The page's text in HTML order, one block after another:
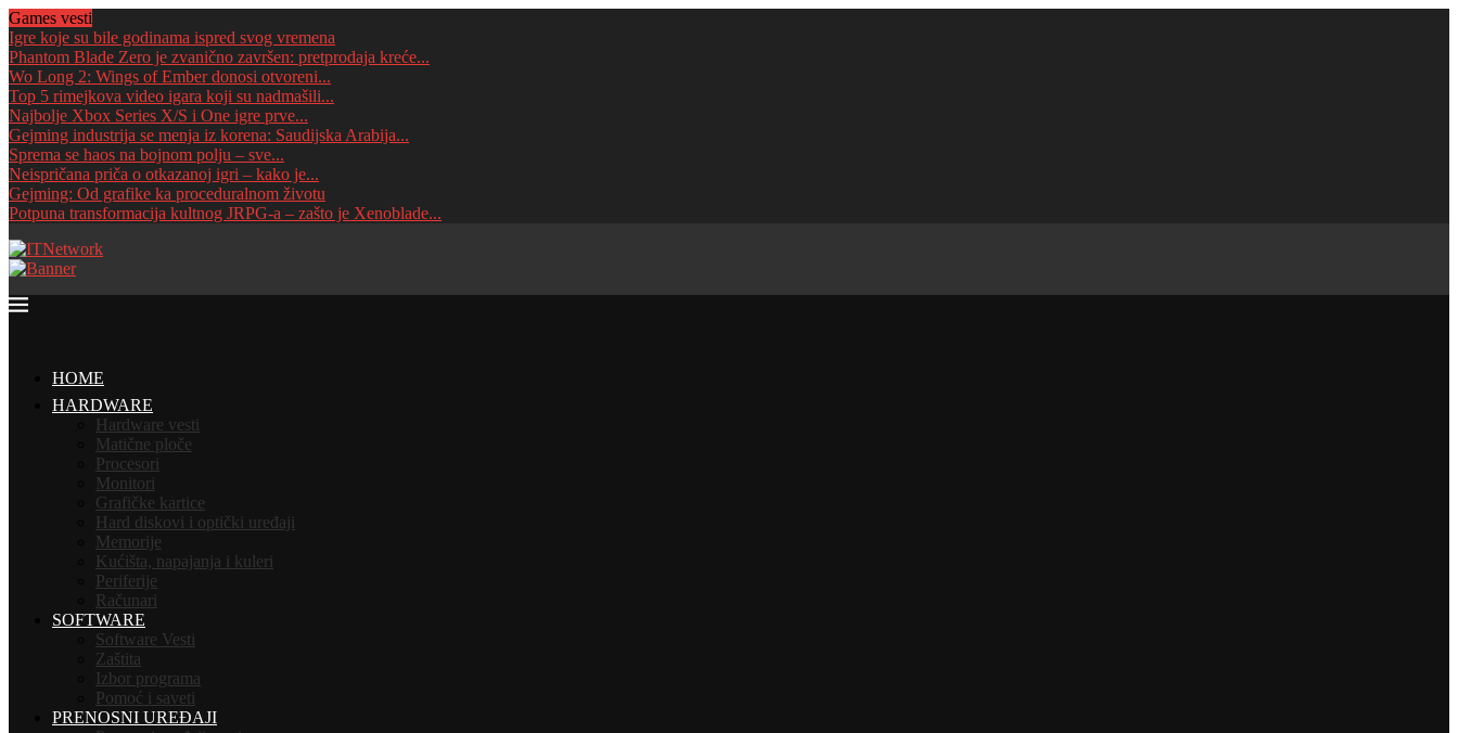
Games vesti
Igre koje su bile godinama ispred svog vremena
Phantom Blade Zero je zvanično završen: pretprodaja kreće...
Wo Long 2: Wings of Ember donosi otvoreni...
Top 5 rimejkova video igara koji su nadmašili...
Najbolje Xbox Series X/S i One igre prve...
Gejming industrija se menja iz korena: Saudijska Arabija...
Sprema se haos na bojnom polju – sve...
Neispričana priča o otkazanoj igri – kako je...
Gejming: Od grafike ka proceduralnom životu
Potpuna transformacija kultnog JRPG-a – zašto je Xenoblade...
HOME
HARDWARE
Hardware vesti
Matične ploče
Procesori
Monitori
Grafičke kartice
Hard diskovi i optički uređaji
Memorije
Kućišta, napajanja i kuleri
Periferije
Računari
SOFTWARE
Software Vesti
Zaštita
Izbor programa
Pomoć i saveti
PRENOSNI UREĐAJI